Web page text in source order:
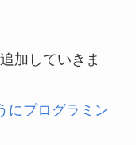
加していきま
にプログラミン